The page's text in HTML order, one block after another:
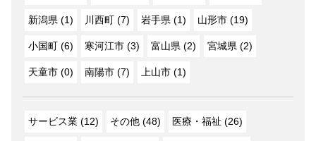
新潟県 (1) 川西町 (7) 岩手県 (1) 山形市 (19)
小国町 (6) 寒河江市 (3) 富山県 (2) 宮城県 (2)
天童市 (0) 南陽市 (7) 上山市 (1)
サービス業 (12) その他 (48) 医療・福祉 (26)